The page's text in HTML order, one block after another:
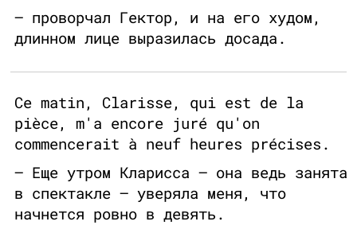
— проворчал Гектор, и на его худом,
длинном лице выразилась досада.
Ce matin, Clarisse, qui est de la
pièce, m'a encore juré qu'on
commencerait à neuf heures précises.
— Еще утром Кларисса — она ведь занята
в спектакле — уверяла меня, что
начнется ровно в девять.